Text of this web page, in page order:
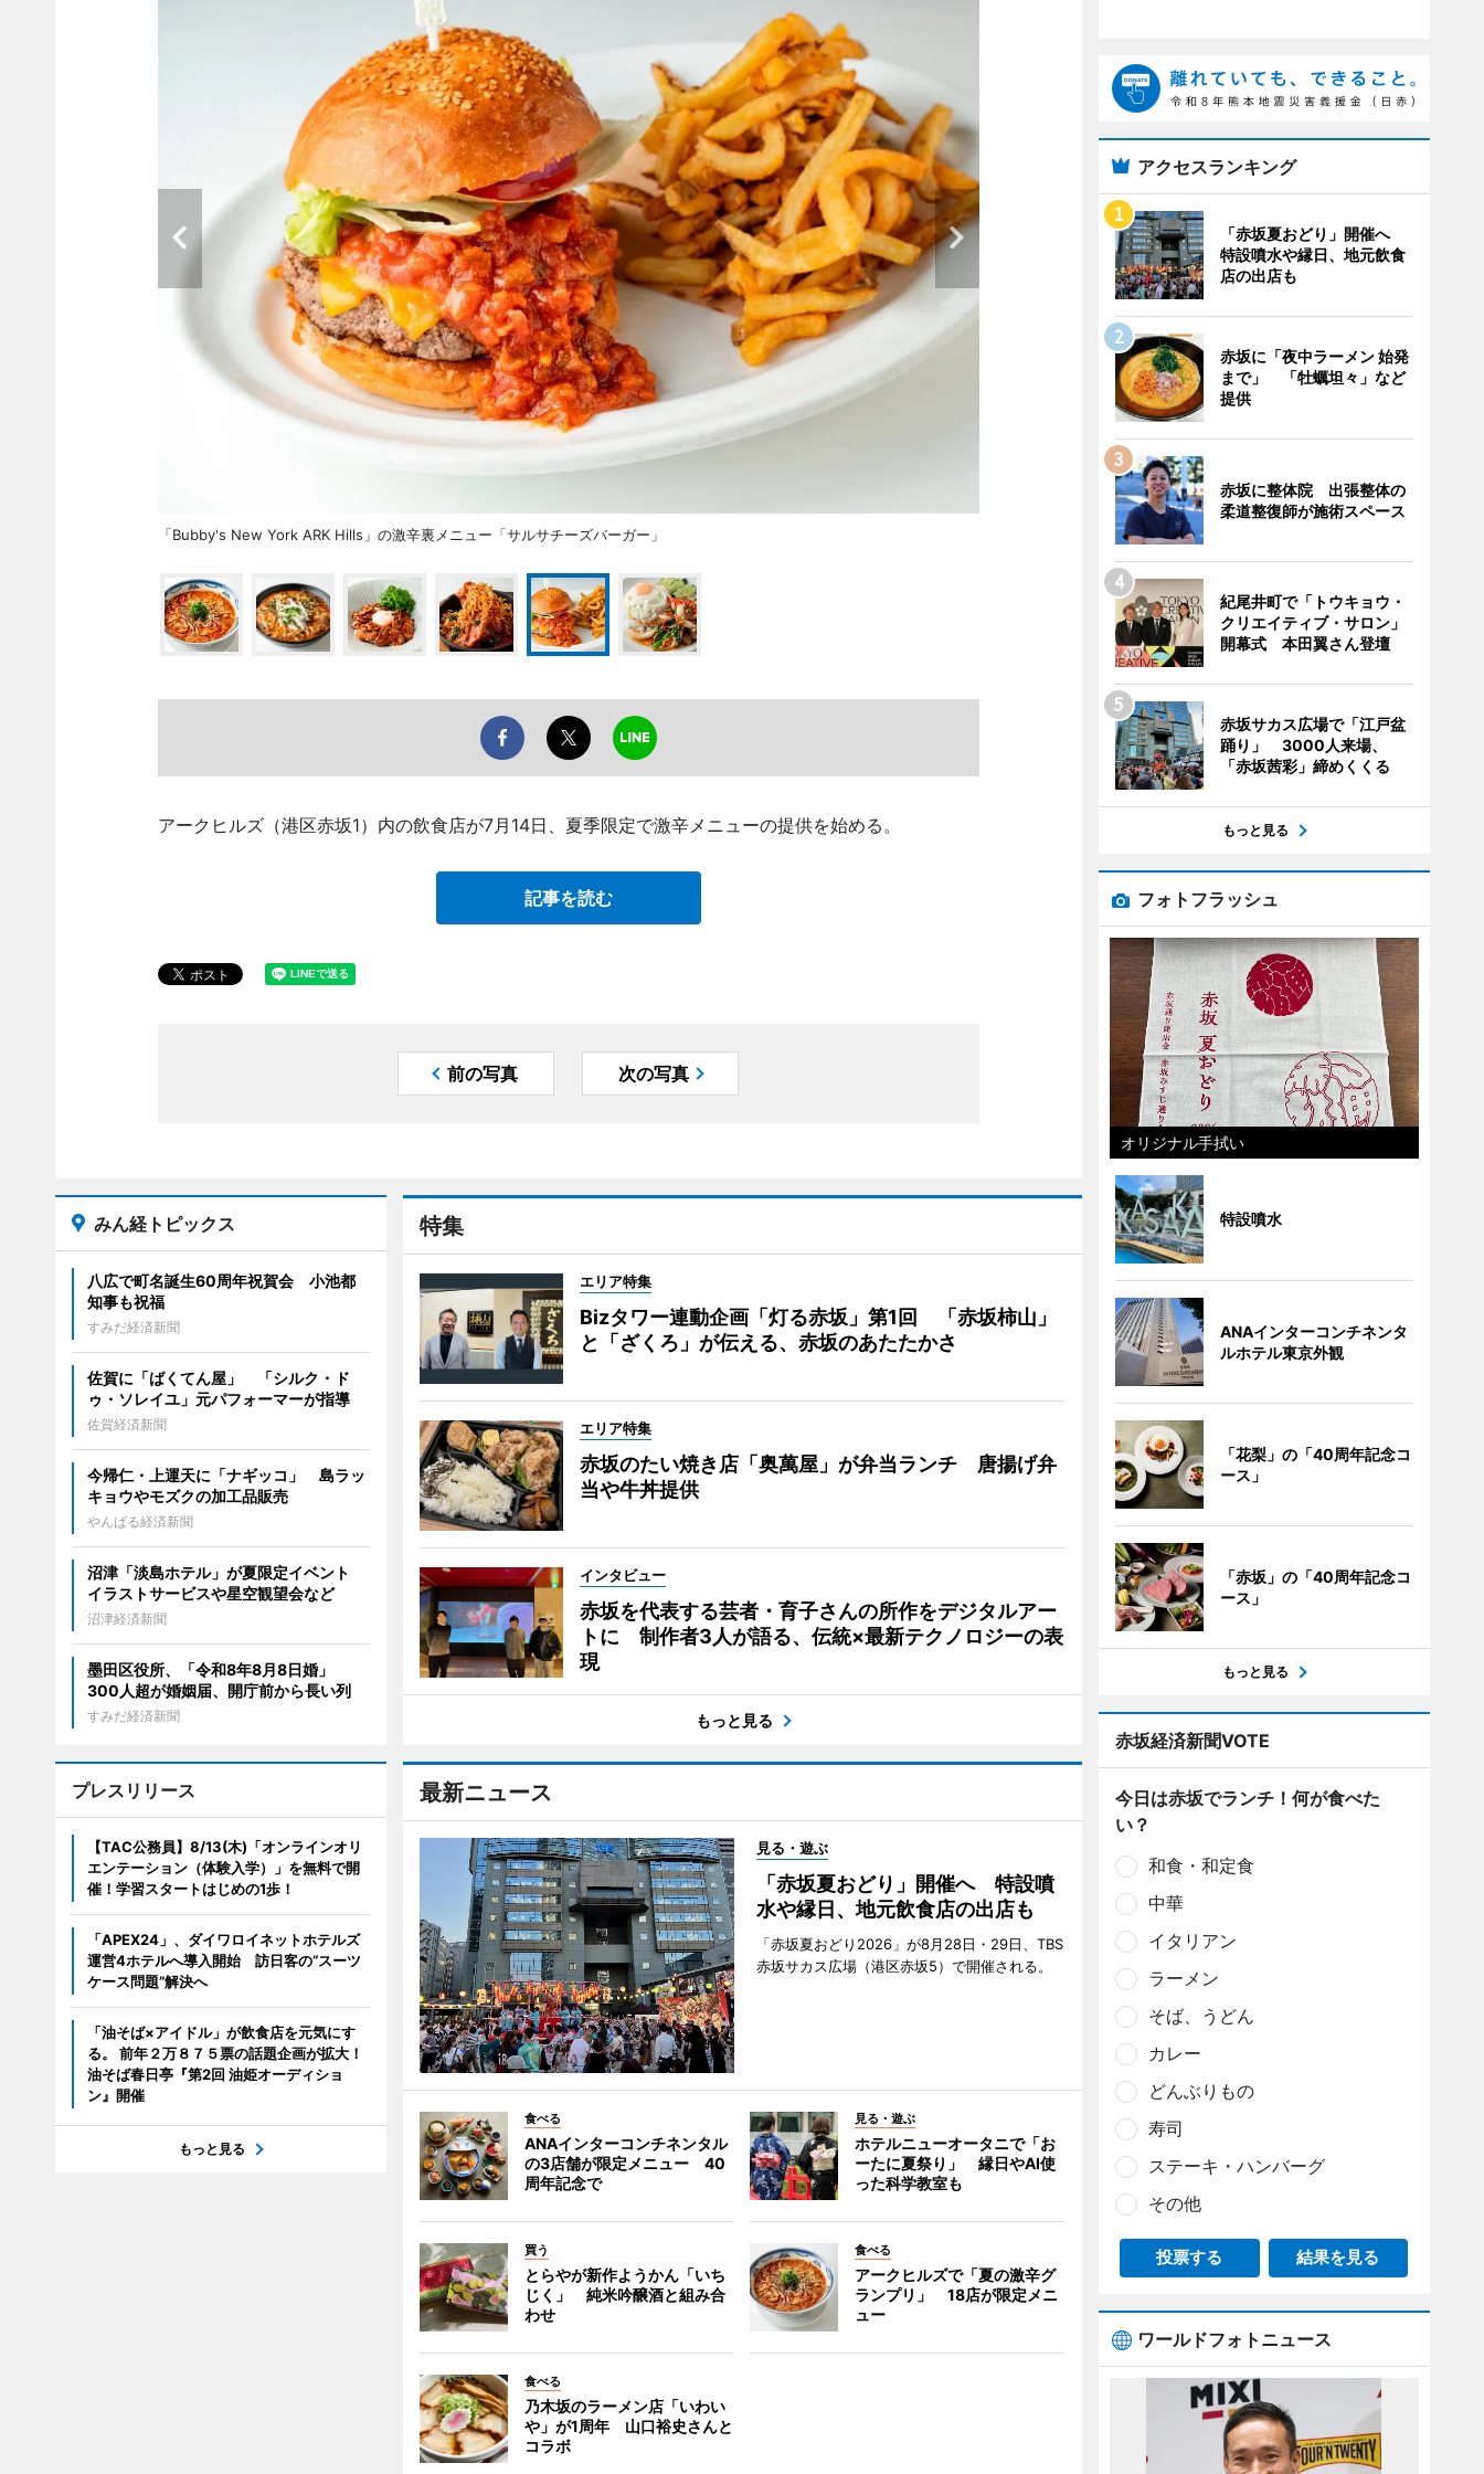
「Bubby's New York ARK Hills」の激辛裏メニュー「サルサチーズバーガー」
アークヒルズ（港区赤坂1）内の飲食店が7月14日、夏季限定で激辛メニューの提供を始める。
記事を読む
前の写真 次の写真
特集
エリア特集
Bizタワー連動企画「灯る赤坂」第1回 「赤坂柿山」
と「ざくろ」が伝える、赤坂のあたたかさ
エリア特集
赤坂のたい焼き店「奥萬屋」が弁当ランチ 唐揚げ弁
当や牛丼提供
インタビュー
赤坂を代表する芸者・育子さんの所作をデジタルアー
トに 制作者3人が語る、伝統×最新テクノロジーの表
現
もっと見る
最新ニュース
見る・遊ぶ
「赤坂夏おどり」開催へ 特設噴
水や縁日、地元飲食店の出店も
「赤坂夏おどり2026」が8月28日・29日、TBS
赤坂サカス広場（港区赤坂5）で開催される。
食べる
ANAインターコンチネンタル
の3店舗が限定メニュー 40
周年記念で
見る・遊ぶ
ホテルニューオータニで「お
ーたに夏祭り」 縁日やAI使
った科学教室も
買う
とらやが新作ようかん「いち
じく」 純米吟醸酒と組み合
わせ
食べる
アークヒルズで「夏の激辛グ
ランプリ」 18店が限定メニ
ュー
食べる
乃木坂のラーメン店「いわい
や」が1周年 山口裕史さんと
コラボ
みん経トピックス
八広で町名誕生60周年祝賀会 小池都
知事も祝福
すみだ経済新聞
佐賀に「ばくてん屋」 「シルク・ド
ゥ・ソレイユ」元パフォーマーが指導
佐賀経済新聞
今帰仁・上運天に「ナギッコ」 島ラッ
キョウやモズクの加工品販売
やんばる経済新聞
沼津「淡島ホテル」が夏限定イベント
イラストサービスや星空観望会など
沼津経済新聞
墨田区役所、「令和8年8月8日婚」
300人超が婚姻届、開庁前から長い列
すみだ経済新聞
プレスリリース
【TAC公務員】8/13(木)「オンラインオリ
エンテーション（体験入学）」を無料で開
催！学習スタートはじめの1歩！
「APEX24」、ダイワロイネットホテルズ
運営4ホテルへ導入開始 訪日客の“スーツ
ケース問題”解決へ
「油そば×アイドル」が飲食店を元気にす
る。 前年２万８７５票の話題企画が拡大！
油そば春日亭『第2回 油姫オーディショ
ン』開催
もっと見る
アクセスランキング
「赤坂夏おどり」開催へ
特設噴水や縁日、地元飲食
店の出店も
赤坂に「夜中ラーメン 始発
まで」 「牡蠣坦々」など
提供
赤坂に整体院 出張整体の
柔道整復師が施術スペース
紀尾井町で「トウキョウ・
クリエイティブ・サロン」
開幕式 本田翼さん登壇
赤坂サカス広場で「江戸盆
踊り」 3000人来場、
「赤坂茜彩」締めくくる
もっと見る
フォトフラッシュ
オリジナル手拭い
特設噴水
ANAインターコンチネンタ
ルホテル東京外観
「花梨」の「40周年記念コ
ース」
「赤坂」の「40周年記念コ
ース」
もっと見る
赤坂経済新聞VOTE
今日は赤坂でランチ！何が食べた
い？
和食・和定食
中華
イタリアン
ラーメン
そば、うどん
カレー
どんぶりもの
寿司
ステーキ・ハンバーグ
その他
投票する 結果を見る
ワールドフォトニュース